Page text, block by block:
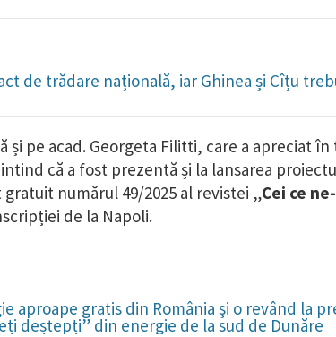
de trădare națională, iar Ghinea și Cîțu
și pe acad. Georgeta Filitti, care a apreciat
că a fost prezentă și la lansarea
numărul 49/2025 al revistei „Cei ce
de la Napoli.
aproape gratis din România și o revând la
deștepți” din energie de la sud de Dunăre